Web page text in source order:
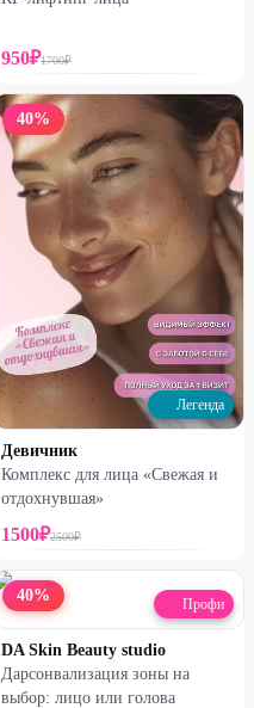
950₽1700₽
40%
Легенда
Девичник
Комплекс для лица «Свежая и
отдохнувшая»
1500₽2500₽
40% Профи
DA Skin Beauty studio
Дарсонвализация зоны на
выбор: лицо или голова